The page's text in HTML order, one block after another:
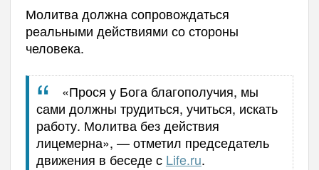
Молитва должна сопровождаться
реальными действиями со стороны
человека.
«Прося у Бога благополучия, мы
сами должны трудиться, учиться, искать
работу. Молитва без действия
лицемерна», — отметил председатель
движения в беседе с Life.ru.